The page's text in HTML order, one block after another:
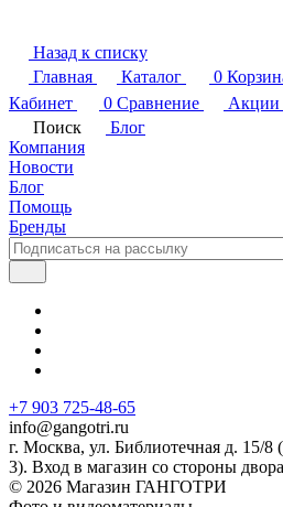
Назад к списку
Главная
Каталог 0
Кабинет
0 Сравнение Акции
Поиск
Блог
Компания
Новости
Блог
Помощь
Бренды
+7 903 725-48-65
info@gangotri.ru
г. Москва, ул. Библиотечная д. 15/
3). Вход в магазин со стороны
© 2026 Магазин ГАНГОТРИ